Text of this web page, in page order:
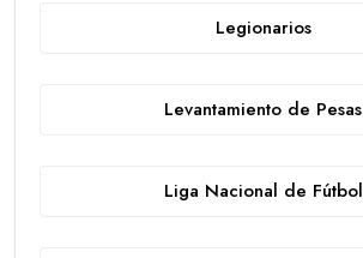
Legionarios
Levantamiento de Pesas
Liga Nacional de Fútbol